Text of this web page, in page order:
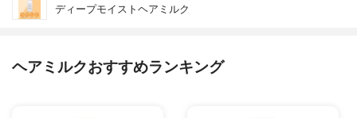
ディープモイストヘアミルク
ヘアミルクおすすめランキング